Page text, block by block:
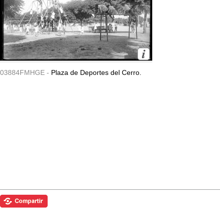
03884FMHGE - Plaza de Deportes del Cerro.